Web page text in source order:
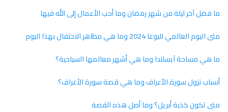
ما فضل آخر ليلة من شهر رمضان وما أحب الأعمال إلى الله فيها
متى اليوم العالمي لليوغا 2024 وما هي مظاهر الاحتفال بهذا اليوم
ما هي مساحة آيسلندا وما هي أشهر معالمها السياحية؟
أسباب نزول سورة الأعراف وما هي قصة سورة الأعراف؟
متى تكون كذبة أبريل؟ وما أصل هذه القصة